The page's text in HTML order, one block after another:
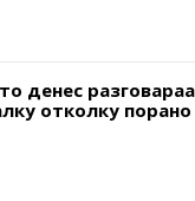
денес
отколку порано